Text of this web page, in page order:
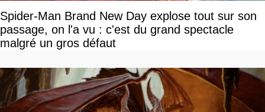
Spider-Man Brand New Day explose tout sur son
passage, on l'a vu : c'est du grand spectacle
malgré un gros défaut